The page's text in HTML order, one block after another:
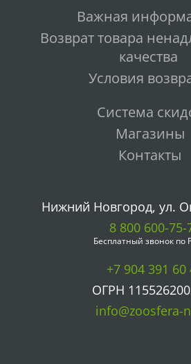
Важная
Возврат товара
качества
Условия
Система
Магазины
Контакты
Нижний Новгород, ул.
8 800 600-75-
Бесплатный звонок по
+7 904 391 60
ОГРН
info@zoosfera-